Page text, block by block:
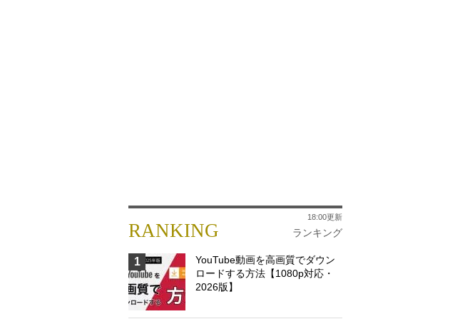
RANKING ランキング
18:00更新
1
YouTube動画を高画質でダウン
ロードする方法【1080p対応・
2026版】